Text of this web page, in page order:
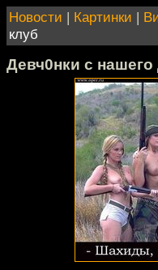
Новости | Картинки |
клуб
Девч0нки с